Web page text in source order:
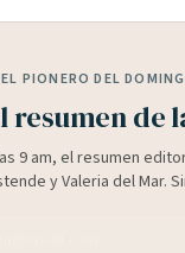
EL PIONERO DEL
resumen de
9 am, el resumen
y Valeria del Mar.